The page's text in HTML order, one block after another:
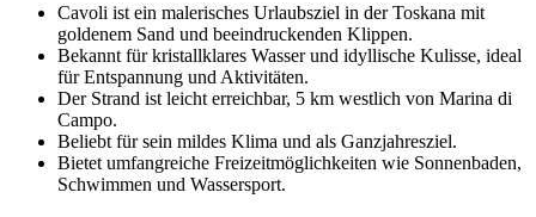
Cavoli ist ein malerisches Urlaubsziel in der Toskana mit
goldenem Sand und beeindruckenden Klippen.
Bekannt für kristallklares Wasser und idyllische Kulisse, ideal
für Entspannung und Aktivitäten.
Der Strand ist leicht erreichbar, 5 km westlich von Marina di
Campo.
Beliebt für sein mildes Klima und als Ganzjahresziel.
Bietet umfangreiche Freizeitmöglichkeiten wie Sonnenbaden,
Schwimmen und Wassersport.